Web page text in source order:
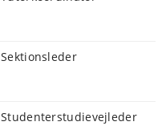
Sektionsleder
Studenterstudievejleder